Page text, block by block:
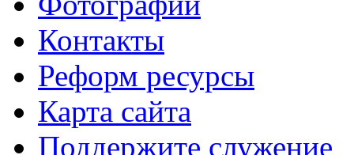
Контакты
Реформ ресурсы
Карта сайта
Поддержите служение